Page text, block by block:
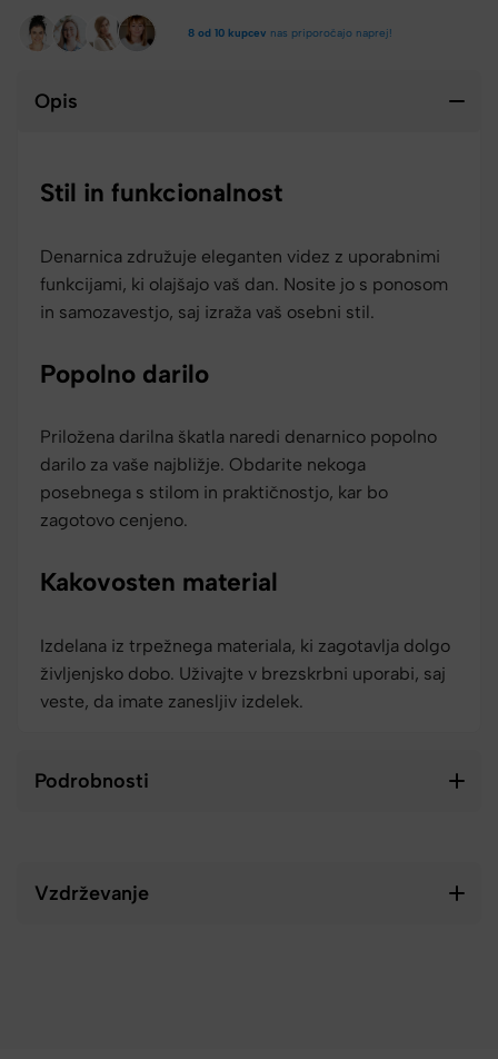
8 od 10 kupcev nas priporočajo naprej!
Opis
Stil in funkcionalnost
Denarnica združuje eleganten videz z uporabnimi
funkcijami, ki olajšajo vaš dan. Nosite jo s ponosom
in samozavestjo, saj izraža vaš osebni stil.
Popolno darilo
Priložena darilna škatla naredi denarnico popolno
darilo za vaše najbližje. Obdarite nekoga
posebnega s stilom in praktičnostjo, kar bo
zagotovo cenjeno.
Kakovosten material
Izdelana iz trpežnega materiala, ki zagotavlja dolgo
življenjsko dobo. Uživajte v brezskrbni uporabi, saj
veste, da imate zanesljiv izdelek.
Podrobnosti
Vzdrževanje